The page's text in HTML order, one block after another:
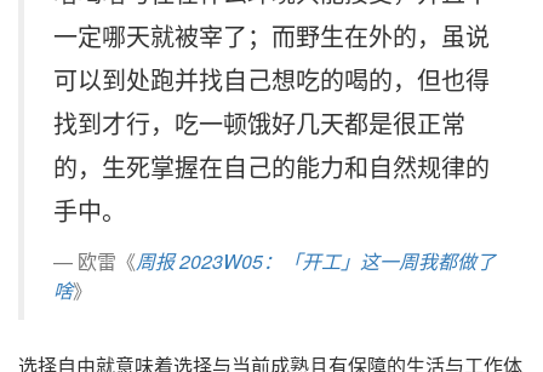
一定哪天就被宰了；而野生在外的，虽说
可以到处跑并找自己想吃的喝的，但也得
找到才行，吃一顿饿好几天都是很正常
的，生死掌握在自己的能力和自然规律的
手中。
欧雷《周报 2023W05：「开工」这一周我都做了
啥》
选择自由就意味着选择与当前成熟且有保障的生活与工作体